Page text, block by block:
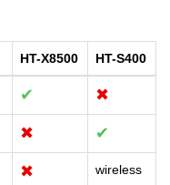
HT-X8500 HT-S400
✔ ✖
✖ ✔
✖ wireless